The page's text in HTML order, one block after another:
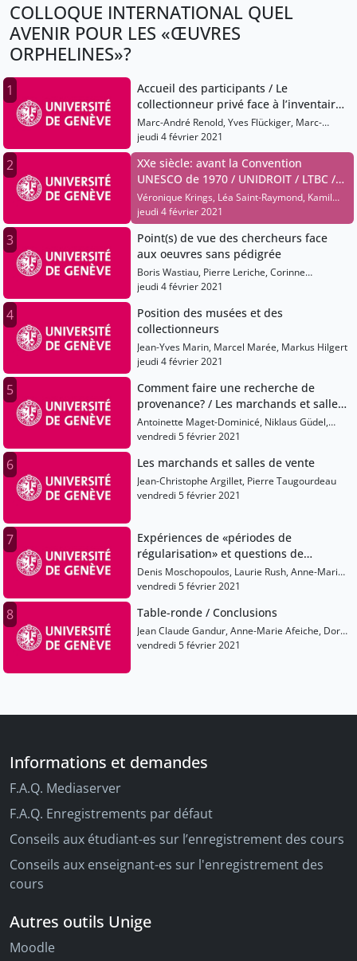
COLLOQUE INTERNATIONAL QUEL
AVENIR POUR LES «ŒUVRES
ORPHELINES»?
1
Accueil des participants / Le
collectionneur privé face à l’inventaire
et aux archives
Marc-André Renold, Yves Flückiger, Marc-
André Haldimann, Jean Claude Gandur, Sami
Kanaan, Marina Schneider, Isabelle Tassignon,
Cécile Colonna
jeudi 4 février 2021
2
XXe siècle: avant la Convention
UNESCO de 1970 / UNIDROIT / LTBC /
l’évolution du droit sur les questions
de provenance
Véronique Krings, Léa Saint-Raymond, Kamil
Zeidler
jeudi 4 février 2021
3
Point(s) de vue des chercheurs face
aux oeuvres sans pédigrée
Boris Wastiau, Pierre Leriche, Corinne
Herschkovich
jeudi 4 février 2021
4
Position des musées et des
collectionneurs
Jean-Yves Marin, Marcel Marée, Markus Hilgert
jeudi 4 février 2021
5
Comment faire une recherche de
provenance? / Les marchands et salles
de vente
Antoinette Maget-Dominicé, Niklaus Güdel,
Anna Zielinski, Anthony Meyer
vendredi 5 février 2021
6 Les marchands et salles de vente
Jean-Christophe Argillet, Pierre Taugourdeau
vendredi 5 février 2021
7
Expériences de «périodes de
régularisation» et questions de
patrimonialisation
Denis Moschopoulos, Laurie Rush, Anne-Marie
Afeiche, Apolline Sans
vendredi 5 février 2021
8 Table-ronde / Conclusions
Jean Claude Gandur, Anne-Marie Afeiche, Dora
Janssen, Sophie Delepierre, Mariya Polner,
vendredi 5 février 2021
Informations et demandes
F.A.Q. Mediaserver
F.A.Q. Enregistrements par défaut
Conseils aux étudiant-es sur l’enregistrement des cours
Conseils aux enseignant-es sur l'enregistrement des
cours
Autres outils Unige
Moodle